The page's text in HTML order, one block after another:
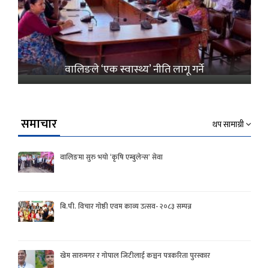
वालिङले ‘एक स्वास्थ्य’ नीति लागू गर्ने
समाचार थप सामाग्री
वालिङमा सुरु भयो ‘कृषि एम्बुलेन्स’ सेवा
बि.पी. विचार गोष्ठी एवम काव्य उत्सव- २०८३ सम्पन्न
खेम सारुमगर र गोपाल जिटीलाई कञ्चन पत्रकरिता पुरस्कार